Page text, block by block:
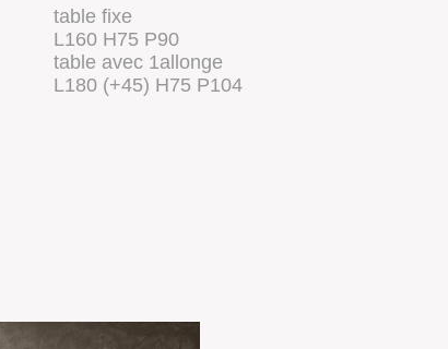
table fixe
L160 H75 P90
table avec 1allonge
L180 (+45) H75 P104